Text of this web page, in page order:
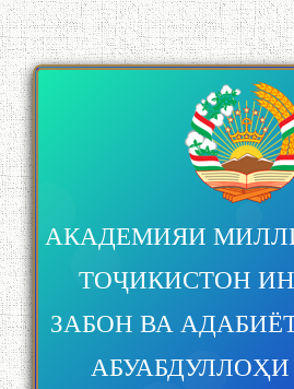
АКАДЕМИЯИ
ТОҶИКИСТОН
ЗАБОН ВА